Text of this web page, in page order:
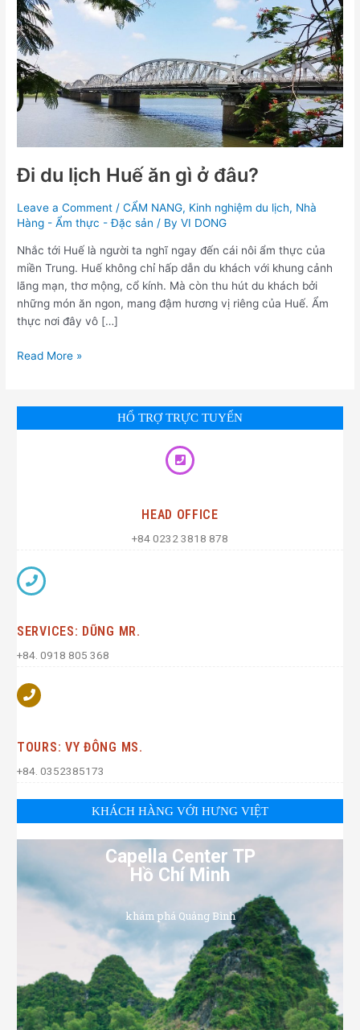
Đi du lịch Huế ăn gì ở đâu?
Leave a Comment /CẨM NANG, Kinh nghiệm du lịch, Nhà
Hàng - Ẩm thực - Đặc sản / ByVI DONG
Nhắc tới Huế là người ta nghĩ ngay đến cái nôi ẩm thực của
miền Trung. Huế không chỉ hấp dẫn du khách với khung cảnh
lãng mạn, thơ mộng, cổ kính. Mà còn thu hút du khách bởi
những món ăn ngon, mang đậm hương vị riêng của Huế. Ẩm
thực nơi đây vô […]
Huế
ăn
gì
ở
đâu?
Read More »
HỔ TRỢ TRỰC TUYẾN
HEAD OFFICE
+84 0232 3818 878
SERVICES: DŨNG MR.
+84. 0918 805 368
TOURS: VY ĐÔNG MS.
+84. 0352385173
KHÁCH HÀNG VỚI HƯNG VIỆT
Capella Center TP
Hồ Chí Minh
khám phá Quảng Bình